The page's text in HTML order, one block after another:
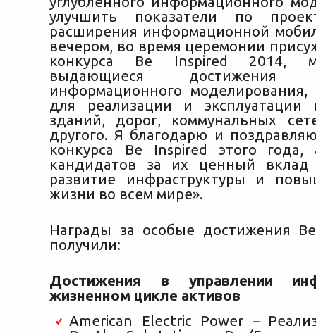
улучшить показатели по
расширения информационной
вечером, во время церемонии
конкурса Be Inspired 2014,
выдающиеся
информационного моделирования,
для реализации и эксплуатации
зданий, дорог, коммунальных
другого. Я благодарю и
конкурса Be Inspired этого
кандидатов за их ценный вклад
развитие инфраструктуры и
жизни во всем мире».
Награды за особые достижения
получили:
Достижения в управлении
жизненном цикле активов
American Electric Power –